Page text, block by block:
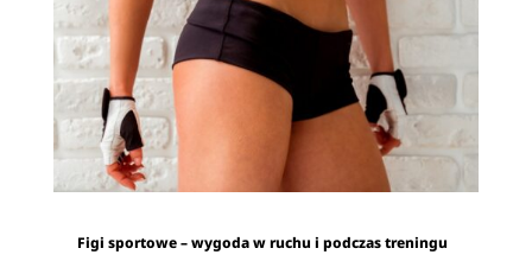
Figi sportowe – wygoda w ruchu i podczas treningu